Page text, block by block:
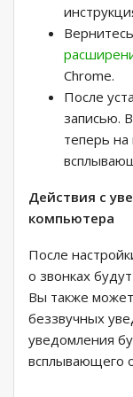
Chrome.
После
записью.
теперь на
Действия с
компьютера
После
о звонках
Вы также
беззвучных
уведомления
всплывающего